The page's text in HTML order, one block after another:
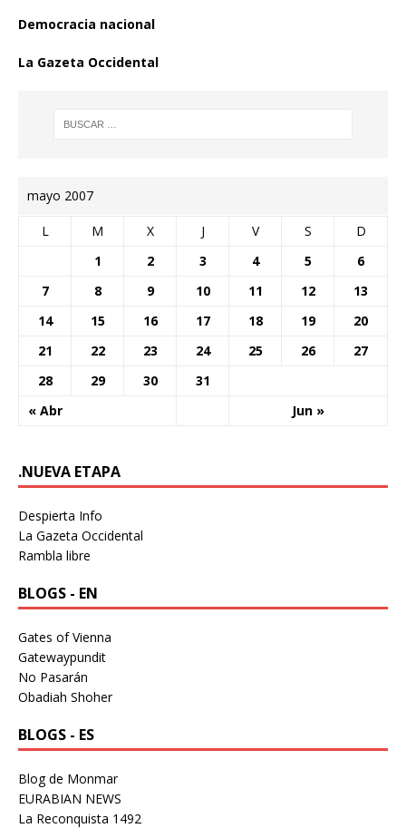
Democracia nacional
La Gazeta Occidental
mayo 2007
L M X J V S D
« Abr Jun »
1 2 3 4 5
6
7
8 9 10 11 12
13
14
15 16 17 18 19
20
21
22 23 24 25 26
27
28
29 30 31
.NUEVA ETAPA
Despierta Info
La Gazeta Occidental
Rambla libre
BLOGS - EN
Gates of Vienna
Gatewaypundit
No Pasarán
Obadiah Shoher
BLOGS - ES
Blog de Monmar
EURABIAN NEWS
La Reconquista 1492